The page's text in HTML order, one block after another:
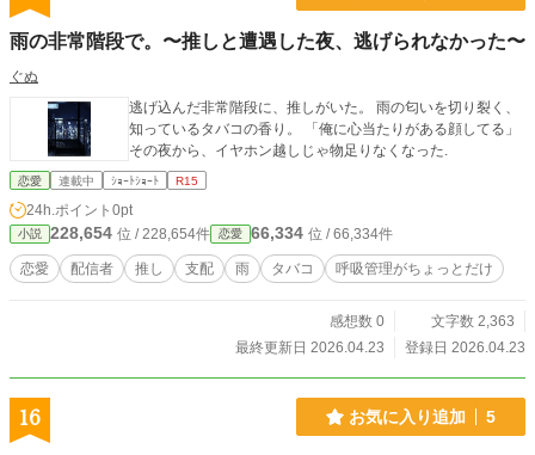
雨の非常階段で。〜推しと遭遇した夜、逃げられなかった〜
ぐぬ
逃げ込んだ非常階段に、推しがいた。 雨の匂いを切り裂く、
知っているタバコの香り。 「俺に心当たりがある顔してる」
その夜から、イヤホン越しじゃ物足りなくなった.
恋愛 連載中 ｼｮｰﾄｼｮｰﾄ R15
24h.ポイント 0pt
小説 228,654 位 / 228,654件 恋愛 66,334 位 / 66,334件
恋愛 配信者 推し 支配 雨 タバコ 呼吸管理がちょっとだけ
感想数 0
文字数 2,363
最終更新日 2026.04.23
登録日 2026.04.23
16 お気に入り追加 5